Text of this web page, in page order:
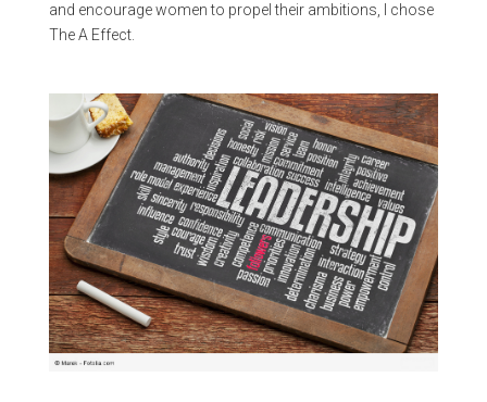
and encourage women to propel their ambitions, I chose
The A Effect.